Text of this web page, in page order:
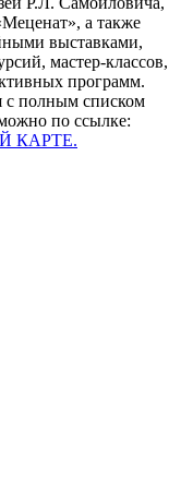
а также
выставками,
мастер-классов,
программ.
с полным списком
по ссылке:
КАРТЕ.